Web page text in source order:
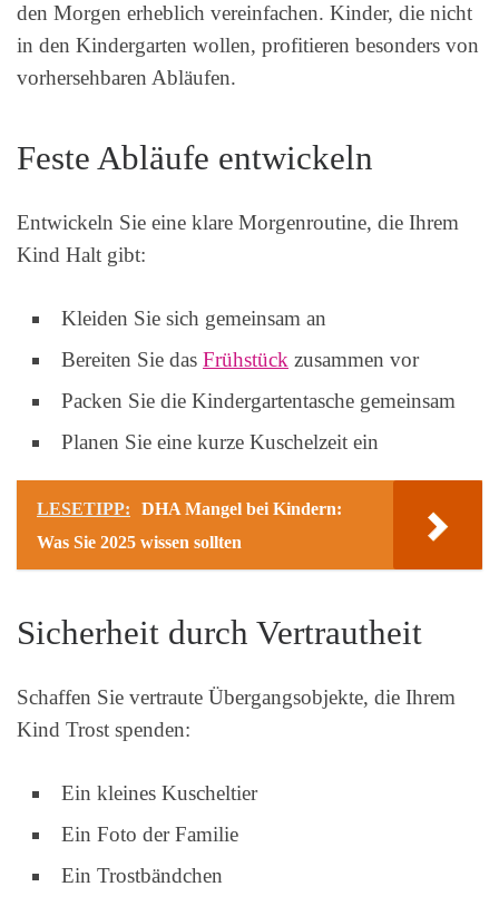
den Morgen erheblich vereinfachen. Kinder, die nicht
in den Kindergarten wollen, profitieren besonders von
vorhersehbaren Abläufen.
Feste Abläufe entwickeln
Entwickeln Sie eine klare Morgenroutine, die Ihrem
Kind Halt gibt:
Kleiden Sie sich gemeinsam an
Bereiten Sie das Frühstück zusammen vor
Packen Sie die Kindergartentasche gemeinsam
Planen Sie eine kurze Kuschelzeit ein
LESETIPP:
DHA Mangel bei Kindern:
Was Sie 2025 wissen sollten
Sicherheit durch Vertrautheit
Schaffen Sie vertraute Übergangsobjekte, die Ihrem
Kind Trost spenden:
Ein kleines Kuscheltier
Ein Foto der Familie
Ein Trostbändchen